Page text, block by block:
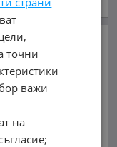
110кс 6
точни
важи
на